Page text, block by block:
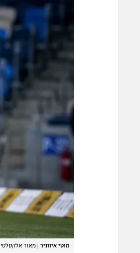
מוטי איווניר | מאור אלקסלסי